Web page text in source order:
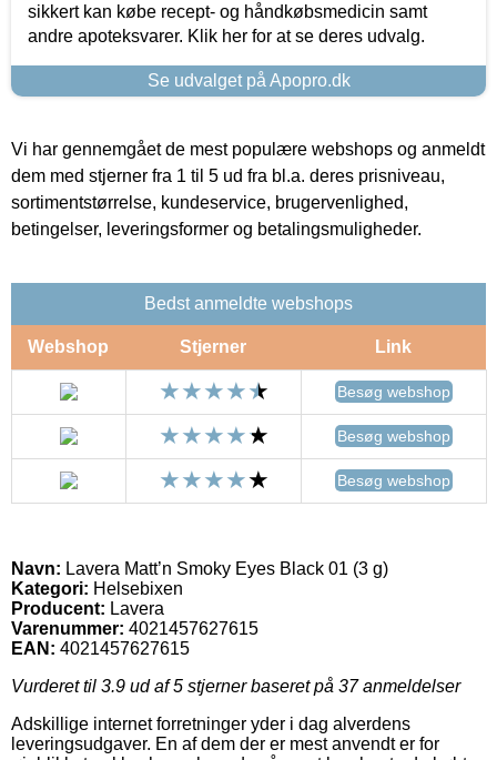
sikkert kan købe recept- og håndkøbsmedicin samt
andre apoteksvarer. Klik her for at se deres udvalg.
Se udvalget på Apopro.dk
Vi har gennemgået de mest populære webshops og anmeldt
dem med stjerner fra 1 til 5 ud fra bl.a. deres prisniveau,
sortimentstørrelse, kundeservice, brugervenlighed,
betingelser, leveringsformer og betalingsmuligheder.
Bedst anmeldte webshops
Webshop Stjerner Link
Besøg webshop
Besøg webshop
Besøg webshop
Navn: Lavera Matt’n Smoky Eyes Black 01 (3 g)
Kategori: Helsebixen
Producent: Lavera
Varenummer: 4021457627615
EAN: 4021457627615
Vurderet til 3.9 ud af 5 stjerner baseret på 37anmeldelser
Adskillige internet forretninger yder i dag alverdens
leveringsudgaver. En af dem der er mest anvendt er for